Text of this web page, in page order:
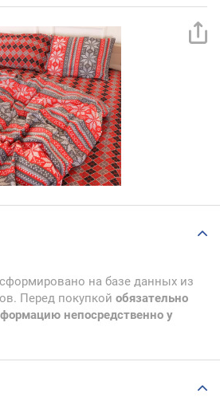
на базе данных из
Перед покупкой обязательно
непосредственно у